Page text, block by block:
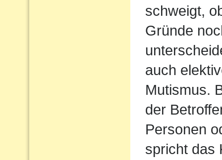
schweigt,
Gründe
auch
Mutismus.
der
Personen
spricht das